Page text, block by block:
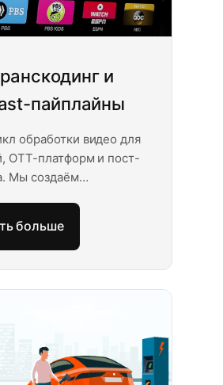
и
пайплайны
обработки видео для
OTT-платформ и пост-
Мы создаём
CMAF, DASH, ABR-
IMF-пакетами и
а также
мастер-копии любого
больше